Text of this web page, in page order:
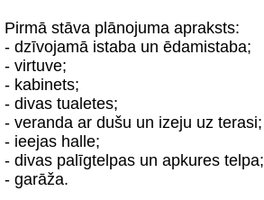
Pirmā stāva plānojuma apraksts:
- dzīvojamā istaba un ēdamistaba;
- virtuve;
- kabinets;
- divas tualetes;
- veranda ar dušu un izeju uz terasi;
- ieejas halle;
- divas palīgtelpas un apkures telpa;
- garāža.